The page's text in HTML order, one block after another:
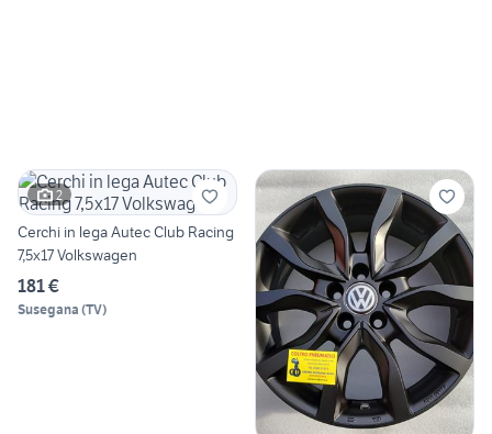
2
Cerchi in lega Autec Club Racing
7,5x17 Volkswagen
181 €
Susegana (TV)